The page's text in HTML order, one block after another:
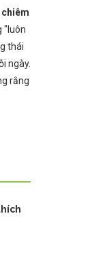
chiêm
"luôn
thái
ngày.
rằng